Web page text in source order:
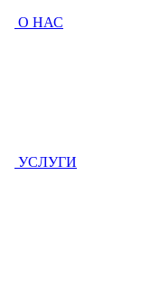
О НАС
УСЛУГИ